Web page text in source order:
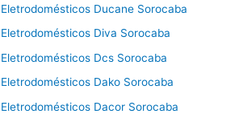
Ducane Sorocaba
Diva Sorocaba
Dcs Sorocaba
Dako Sorocaba
Dacor Sorocaba